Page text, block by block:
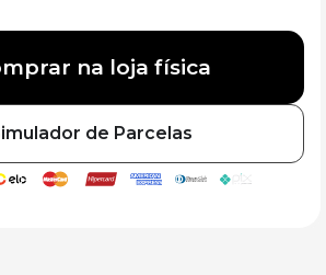
na loja física
de Parcelas